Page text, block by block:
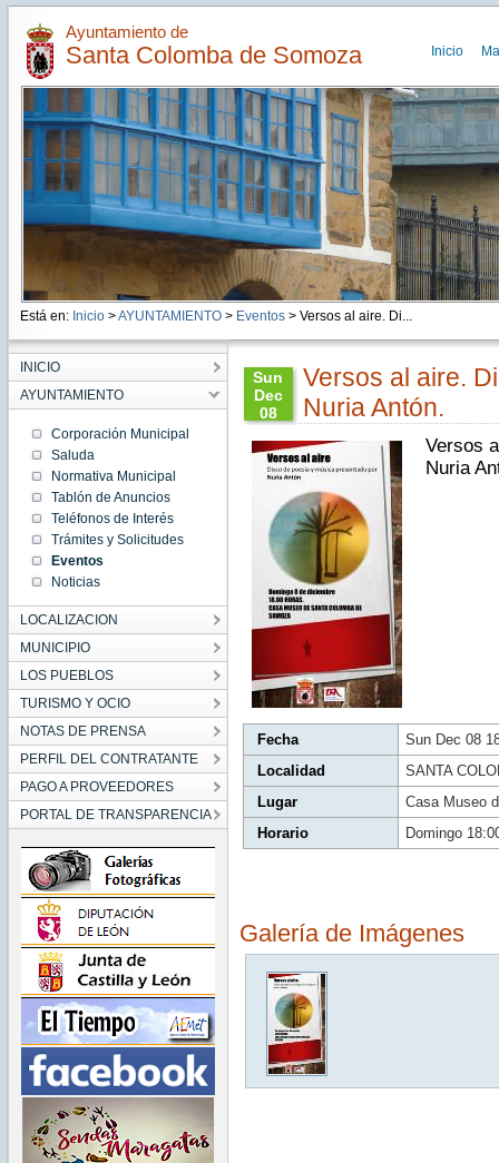
Ayuntamiento de
Santa Colomba de Somoza Inicio
Está en: Inicio >AYUNTAMIENTO> Eventos> Versos al aire. Di...
INICIO
AYUNTAMIENTO
Corporación Municipal
Saluda
Normativa Municipal
Tablón de Anuncios
Teléfonos de Interés
Trámites y Solicitudes
Eventos
Noticias
LOCALIZACION
MUNICIPIO
LOS PUEBLOS
TURISMO Y OCIO
NOTAS DE PRENSA
PERFIL DEL CONTRATANTE
PAGO A PROVEEDORES
PORTAL DE TRANSPARENCIA
Sun
Dec
08
CET
2019
Sun
18:01:00
CET
2019
Sun Dec
08
18:01:00
CET
2019
Versos al aire.
Nuria Antón.
Versos
Nuria
Fecha
Sun Dec 08
Localidad
SANTA
Lugar
Casa Museo
Horario
Domingo
Galería de Imágenes